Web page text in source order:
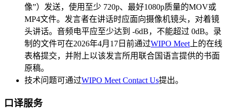
像”）发送，使用至少 720p、最好1080p质量的MOV或
MP4文件。发言者在讲话时应面向摄像机镜头，对着镜
头讲话。音频电平应至少达到 -6dB，不能超过 0dB。录
制的文件可在2026年4月17日前通过WIPO Meet 上的在线
表格提交，并附上以该发言所用联合国语言提供的书面
原稿。
技术问题可通过WIPO Meet Contact Us提出。
口译服务